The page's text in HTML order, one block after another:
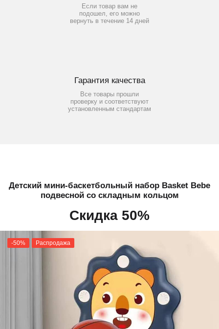
Если товар вам не
подошел, его можно
вернуть в течение 14 дней
Гарантия качества
Все товары прошли
проверку и соответствуют
установленным стандартам
Детский мини-баскетбольный набор Basket Bebe
подвесной со складным кольцом
Скидка 50%
-50% Распродажа